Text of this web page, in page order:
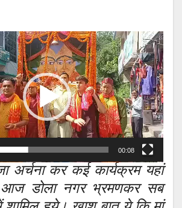
00:08
अर्चना कर कई कार्यक्रम यहां
डोला नगर भ्रमणकर सब